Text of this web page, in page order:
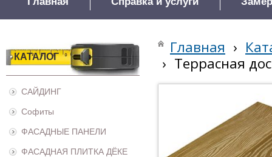
КАТАЛОГ
САЙДИНГ
Софиты
ФАСАДНЫЕ ПАНЕЛИ
ФАСАДНАЯ ПЛИТКА ДЁКЕ
Главная ›
› Террасная